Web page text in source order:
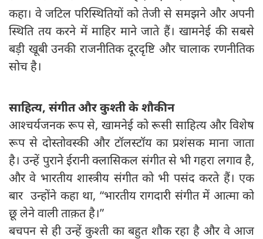
कहा। वे जटिल परिस्थितियों को तेजी से समझने और अपनी
स्थिति तय करने में माहिर माने जाते हैं। खामनेई की सबसे
बड़ी खूबी उनकी राजनीतिक दूरदृष्टि और चालाक रणनीतिक
सोच है।
साहित्य, संगीत और कुश्ती के शौकीन
आश्चर्यजनक रूप से, खामनेई को रूसी साहित्य और विशेष
रूप से दोस्तोवस्की और टॉलस्टॉय का प्रशंसक माना जाता
है। उन्हें पुराने ईरानी क्लासिकल संगीत से भी गहरा लगाव है,
और वे भारतीय शास्त्रीय संगीत को भी पसंद करते हैं। एक
बार उन्होंने कहा था, “भारतीय रागदारी संगीत में आत्मा को
छू लेने वाली ताक़त है।”
बचपन से ही उन्हें कुश्ती का बहुत शौक रहा है और वे आज